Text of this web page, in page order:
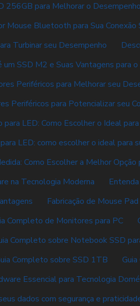
256GB para Melhorar o
Mouse Bluetooth para Sua Conexão
Turbinar seu Desempenho
um SSD M2 e Suas Vantagens para o
Periféricos para Melhorar seu
Periféricos para Potencializar seu
para LED: Como Escolher o Ideal
LED: como escolher o ideal para
Como Escolher a Melhor Opção
na Tecnologia Moderna
Fabricação de Mouse Pad
Completo de Monitores para PC
Completo sobre Notebook SSD
Completo sobre SSD 1TB
Essencial para Tecnologia
dados com segurança e